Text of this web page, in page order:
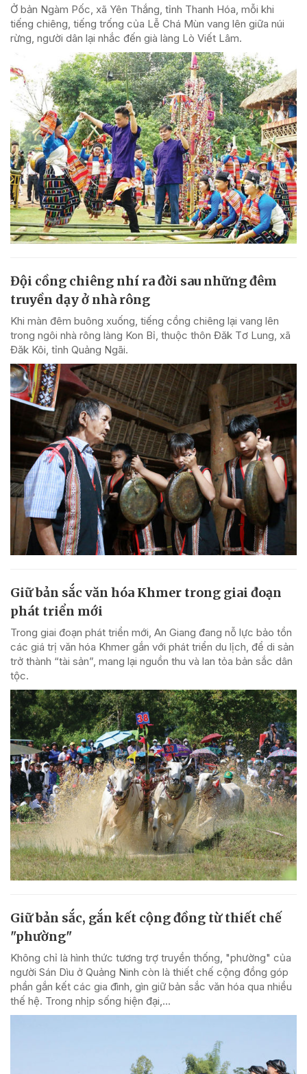
Ở bản Ngàm Pốc, xã Yên Thắng, tỉnh Thanh Hóa, mỗi khi
tiếng chiêng, tiếng trống của Lễ Chá Mùn vang lên giữa núi
rừng, người dân lại nhắc đến già làng Lò Viết Lâm.
Đội cồng chiêng nhí ra đời sau những đêm
truyền dạy ở nhà rông
Khi màn đêm buông xuống, tiếng cồng chiêng lại vang lên
trong ngôi nhà rông làng Kon Bỉ, thuộc thôn Đăk Tơ Lung, xã
Đăk Kôi, tỉnh Quảng Ngãi.
Giữ bản sắc văn hóa Khmer trong giai đoạn
phát triển mới
Trong giai đoạn phát triển mới, An Giang đang nỗ lực bảo tồn
các giá trị văn hóa Khmer gắn với phát triển du lịch, để di sản
trở thành “tài sản”, mang lại nguồn thu và lan tỏa bản sắc dân
tộc.
Giữ bản sắc, gắn kết cộng đồng từ thiết chế
"phường"
Không chỉ là hình thức tương trợ truyền thống, "phường" của
người Sán Dìu ở Quảng Ninh còn là thiết chế cộng đồng góp
phần gắn kết các gia đình, gìn giữ bản sắc văn hóa qua nhiều
thế hệ. Trong nhịp sống hiện đại,...